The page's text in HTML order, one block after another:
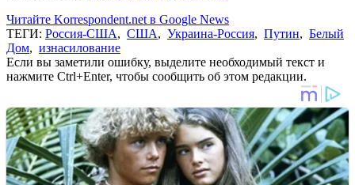
Читайте Korrespondent.net в Google News
ТЕГИ: Россия-США, США, Украина-Россия, Путин, Белый
Дом, изнасилование
Если вы заметили ошибку, выделите необходимый текст и
нажмите Ctrl+Enter, чтобы сообщить об этом редакции.